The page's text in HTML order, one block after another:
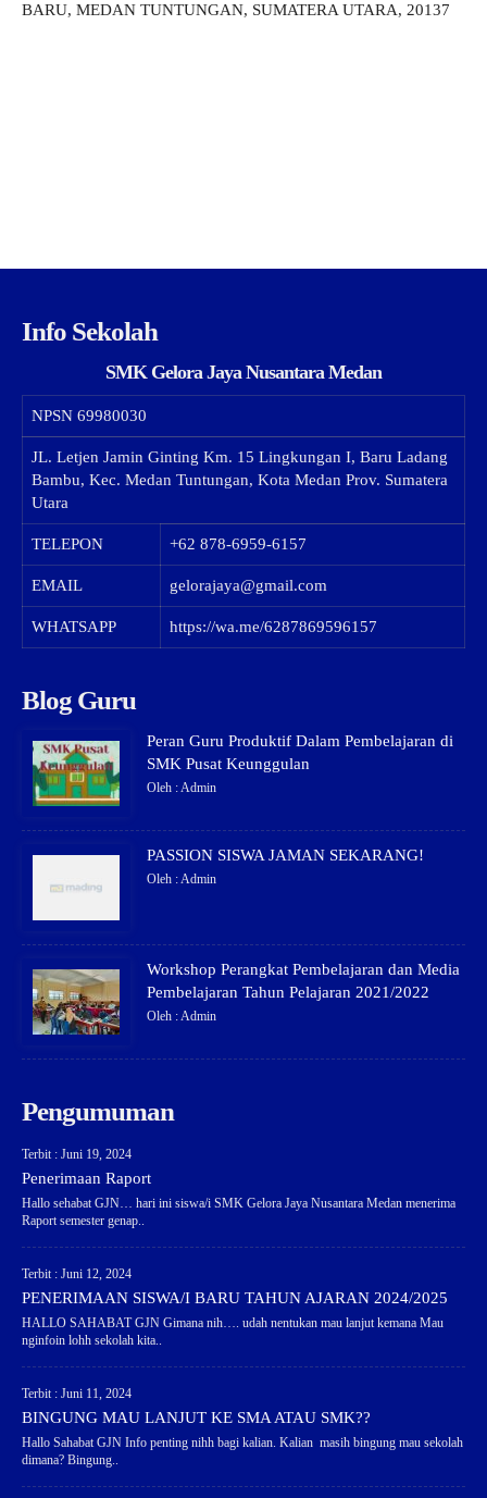
BARU, MEDAN TUNTUNGAN, SUMATERA UTARA, 20137
Info Sekolah
SMK Gelora Jaya Nusantara Medan
NPSN 69980030
JL. Letjen Jamin Ginting Km. 15 Lingkungan I, Baru Ladang
Bambu, Kec. Medan Tuntungan, Kota Medan Prov. Sumatera
Utara
TELEPON +62 878-6959-6157
EMAIL gelorajaya@gmail.com
WHATSAPP https://wa.me/6287869596157
Blog Guru
Peran Guru Produktif Dalam Pembelajaran di
SMK Pusat Keunggulan
Oleh : Admin
PASSION SISWA JAMAN SEKARANG!
Oleh : Admin
Workshop Perangkat Pembelajaran dan Media
Pembelajaran Tahun Pelajaran 2021/2022
Oleh : Admin
Pengumuman
Terbit : Juni 19, 2024
Penerimaan Raport
Hallo sehabat GJN… hari ini siswa/i SMK Gelora Jaya Nusantara Medan menerima
Raport semester genap..
Terbit : Juni 12, 2024
PENERIMAAN SISWA/I BARU TAHUN AJARAN 2024/2025
HALLO SAHABAT GJN Gimana nih…. udah nentukan mau lanjut kemana Mau
nginfoin lohh sekolah kita..
Terbit : Juni 11, 2024
BINGUNG MAU LANJUT KE SMA ATAU SMK??
Hallo Sahabat GJN Info penting nihh bagi kalian. Kalian masih bingung mau sekolah
dimana? Bingung..